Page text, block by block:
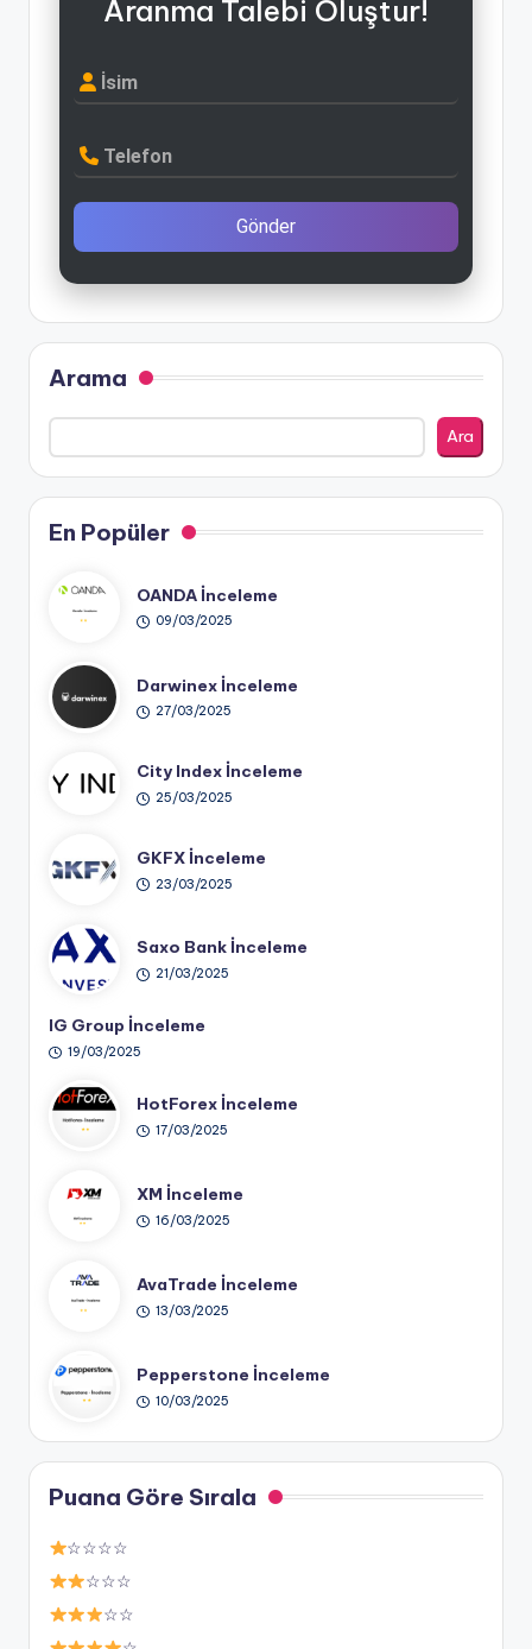
Aranma Talebi Oluştur!
İsim
Telefon
Gönder
Arama
Ara
En Popüler
OANDA İnceleme
09/03/2025
Darwinex İnceleme
27/03/2025
City Index İnceleme
25/03/2025
GKFX İnceleme
23/03/2025
Saxo Bank İnceleme
21/03/2025
IG Group İnceleme
19/03/2025
HotForex İnceleme
17/03/2025
XM İnceleme
16/03/2025
AvaTrade İnceleme
13/03/2025
Pepperstone İnceleme
10/03/2025
Puana Göre Sırala
☆☆☆☆
☆☆☆
☆☆